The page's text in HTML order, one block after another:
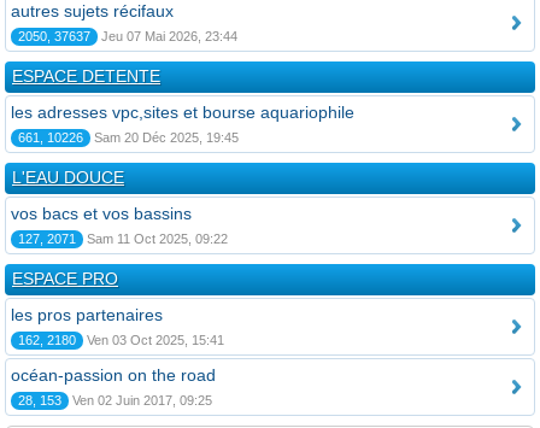
autres sujets récifaux
2050, 37637 Jeu 07 Mai 2026, 23:44
ESPACE DETENTE
les adresses vpc,sites et bourse aquariophile
661, 10226 Sam 20 Déc 2025, 19:45
L'EAU DOUCE
vos bacs et vos bassins
127, 2071 Sam 11 Oct 2025, 09:22
ESPACE PRO
les pros partenaires
162, 2180 Ven 03 Oct 2025, 15:41
océan-passion on the road
28, 153 Ven 02 Juin 2017, 09:25